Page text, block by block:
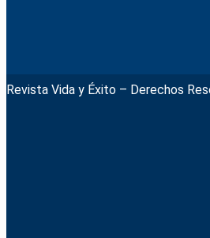
Revista Vida y Éxito – Derechos